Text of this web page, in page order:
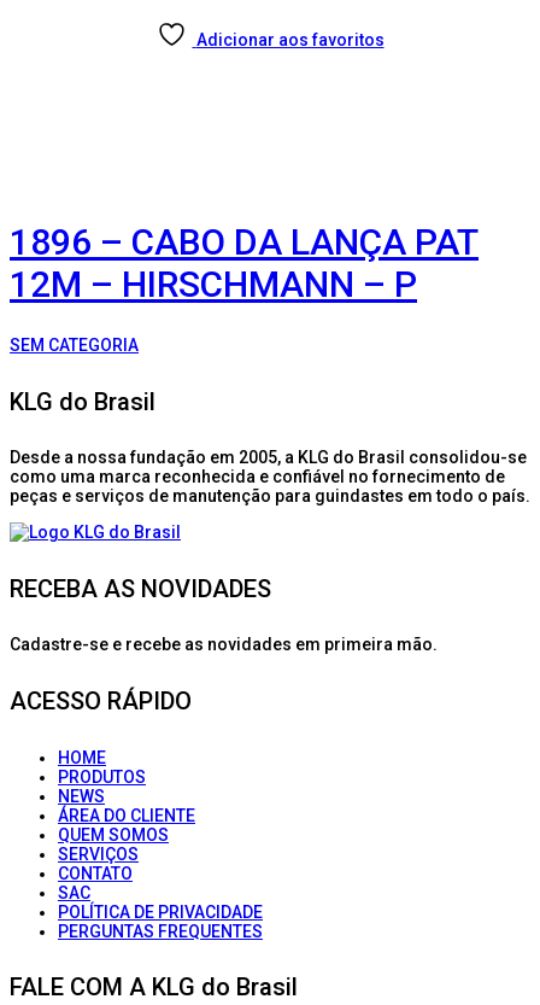
Adicionar aos favoritos
1896 – CABO DA LANÇA PAT
12M – HIRSCHMANN – P
SEM CATEGORIA
KLG do Brasil
Desde a nossa fundação em 2005, a KLG do Brasil consolidou-se
como uma marca reconhecida e confiável no fornecimento de
peças e serviços de manutenção para guindastes em todo o país.
RECEBA AS NOVIDADES
Cadastre-se e recebe as novidades em primeira mão.
ACESSO RÁPIDO
HOME
PRODUTOS
NEWS
ÁREA DO CLIENTE
QUEM SOMOS
SERVIÇOS
CONTATO
SAC
POLÍTICA DE PRIVACIDADE
PERGUNTAS FREQUENTES
FALE COM A KLG do Brasil